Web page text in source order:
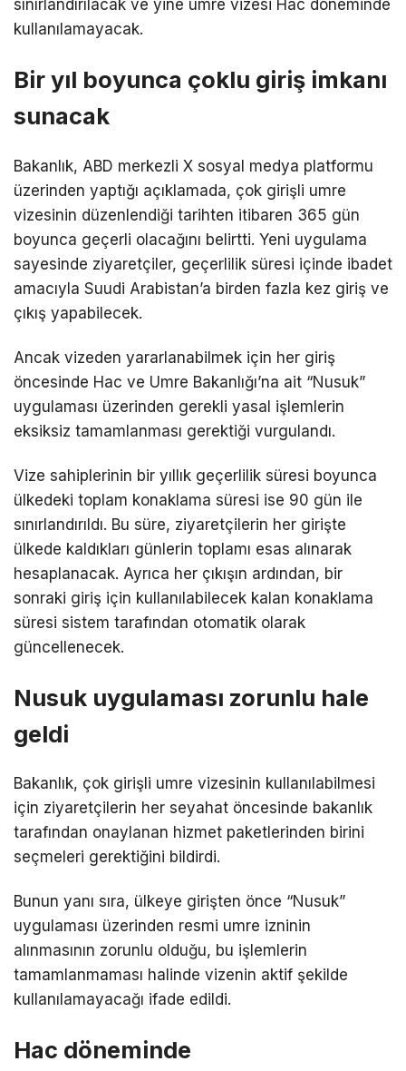
sınırlandırılacak ve yine umre vizesi Hac döneminde
kullanılamayacak.
Bir yıl boyunca çoklu giriş imkanı
sunacak
Bakanlık, ABD merkezli X sosyal medya platformu
üzerinden yaptığı açıklamada, çok girişli umre
vizesinin düzenlendiği tarihten itibaren 365 gün
boyunca geçerli olacağını belirtti. Yeni uygulama
sayesinde ziyaretçiler, geçerlilik süresi içinde ibadet
amacıyla Suudi Arabistan’a birden fazla kez giriş ve
çıkış yapabilecek.
Ancak vizeden yararlanabilmek için her giriş
öncesinde Hac ve Umre Bakanlığı’na ait “Nusuk”
uygulaması üzerinden gerekli yasal işlemlerin
eksiksiz tamamlanması gerektiği vurgulandı.
Vize sahiplerinin bir yıllık geçerlilik süresi boyunca
ülkedeki toplam konaklama süresi ise 90 gün ile
sınırlandırıldı. Bu süre, ziyaretçilerin her girişte
ülkede kaldıkları günlerin toplamı esas alınarak
hesaplanacak. Ayrıca her çıkışın ardından, bir
sonraki giriş için kullanılabilecek kalan konaklama
süresi sistem tarafından otomatik olarak
güncellenecek.
Nusuk uygulaması zorunlu hale
geldi
Bakanlık, çok girişli umre vizesinin kullanılabilmesi
için ziyaretçilerin her seyahat öncesinde bakanlık
tarafından onaylanan hizmet paketlerinden birini
seçmeleri gerektiğini bildirdi.
Bunun yanı sıra, ülkeye girişten önce “Nusuk”
uygulaması üzerinden resmi umre izninin
alınmasının zorunlu olduğu, bu işlemlerin
tamamlanmaması halinde vizenin aktif şekilde
kullanılamayacağı ifade edildi.
Hac döneminde